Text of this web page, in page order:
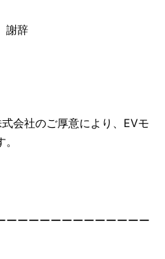
辞
会社のご厚意により、EVモ
ーーーーーーーーーーーーー